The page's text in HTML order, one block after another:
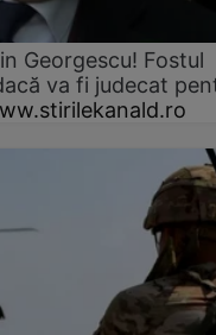
Georgescu! Fostul
va fi judecat